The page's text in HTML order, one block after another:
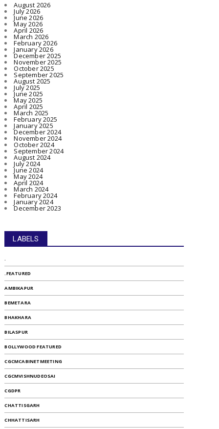
August 2026
July 2026
June 2026
May 2026
April 2026
March 2026
February 2026
January 2026
December 2025
November 2025
October 2025
September 2025
August 2025
July 2025
June 2025
May 2025
April 2025
March 2025
February 2025
January 2025
December 2024
November 2024
October 2024
September 2024
August 2024
July 2024
June 2024
May 2024
April 2024
March 2024
February 2024
January 2024
December 2023
LABELS
.
.FEATURED
AMBIKAPUR
BEMETARA
BHAKHARA
BILASPUR
BOLLYWOOD FEATURED
CGCMCABINETMEETING
CGCMVISHNUDEOSAI
CGDPR
CHATTISGARH
CHHATTISARH